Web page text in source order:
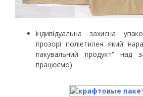
індивідуальна захисна
прозорі поліетилен який
пакувальний продукт” над
працюємо)